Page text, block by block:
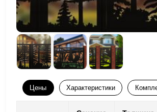
Цены Характеристики